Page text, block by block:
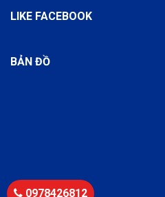
LIKE FACEBOOK
BẢN ĐỒ
0978426812